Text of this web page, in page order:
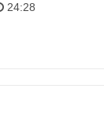
24:28